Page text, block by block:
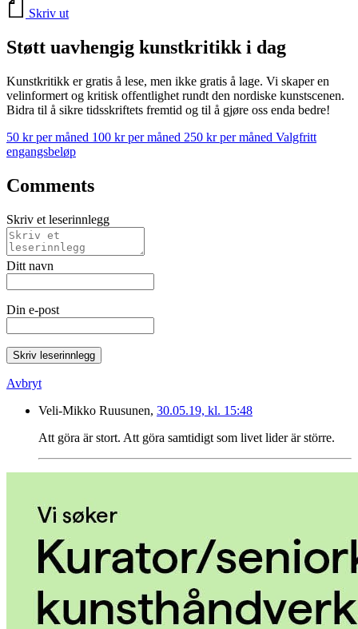
Skriv ut
Støtt uavhengig kunstkritikk i dag
Kunstkritikk er gratis å lese, men ikke gratis å lage. Vi skaper en
velinformert og kritisk offentlighet rundt den nordiske kunstscenen.
Bidra til å sikre tidsskriftets fremtid og til å gjøre oss enda bedre!
50 kr per måned 100 kr per måned 250 kr per måned Valgfritt
engangsbeløp
Comments
Skriv et leserinnlegg
Ditt navn
Din e-post
Skriv leserinnlegg
Avbryt
Veli-Mikko Ruusunen, 30.05.19, kl. 15:48
Att göra är stort. Att göra samtidigt som livet lider är större.